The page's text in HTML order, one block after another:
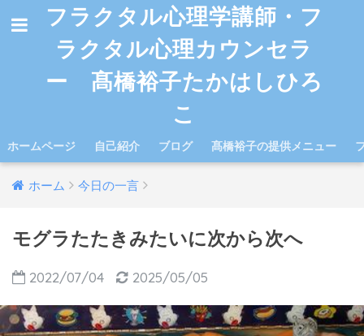
フラクタル心理学講師・フ
ラクタル心理カウンセラ
ー 髙橋裕子たかはしひろ
こ
ホームページ 自己紹介 ブログ 髙橋裕子の提供メニュー
ホーム 今日の一言
モグラたたきみたいに次から次へ
2022/07/04 2025/05/05